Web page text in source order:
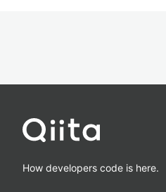
How developers code is here.